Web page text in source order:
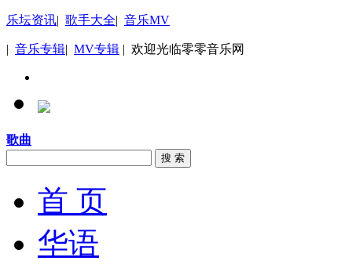
乐坛资讯| 歌手大全| 音乐MV
| 音乐专辑| MV专辑 | 欢迎光临零零音乐网
歌曲
搜 索
首 页
华语